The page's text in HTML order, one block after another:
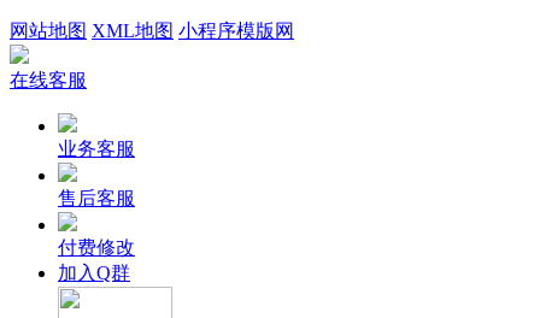
网站地图 XML地图 小程序模版网
在线客服
业务客服
售后客服
付费修改
加入Q群